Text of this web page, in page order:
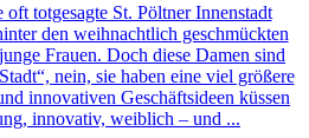
totgesagte St. Pöltner Innenstadt
den weihnachtlich geschmückten
Frauen. Doch diese Damen sind
nein, sie haben eine viel größere
innovativen Geschäftsideen küssen
innovativ, weiblich – und ...